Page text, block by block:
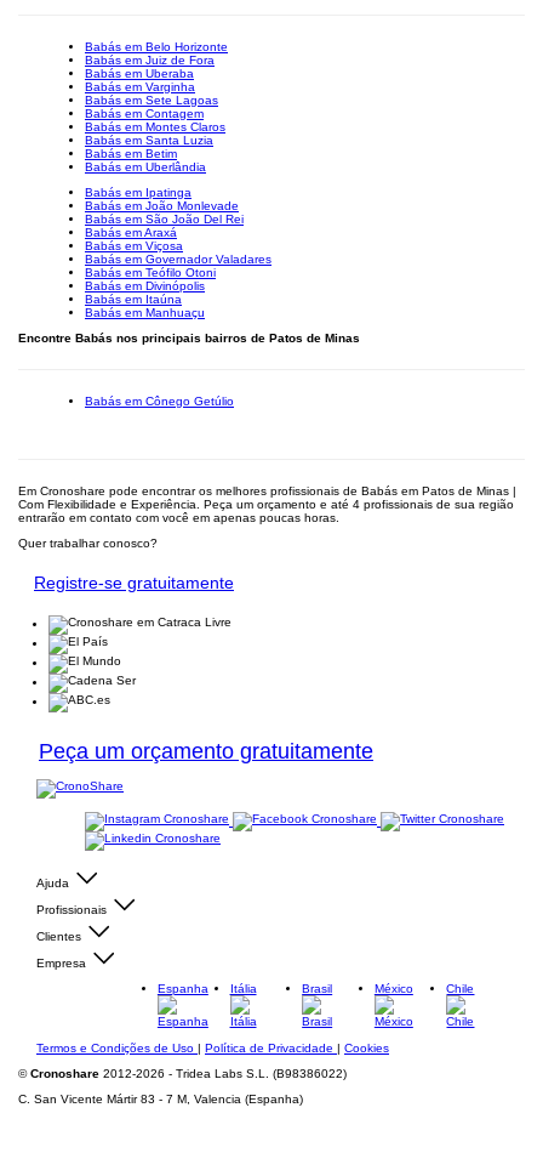
Babás em Belo Horizonte
Babás em Juiz de Fora
Babás em Uberaba
Babás em Varginha
Babás em Sete Lagoas
Babás em Contagem
Babás em Montes Claros
Babás em Santa Luzia
Babás em Betim
Babás em Uberlândia
Babás em Ipatinga
Babás em João Monlevade
Babás em São João Del Rei
Babás em Araxá
Babás em Viçosa
Babás em Governador Valadares
Babás em Teófilo Otoni
Babás em Divinópolis
Babás em Itaúna
Babás em Manhuaçu
Encontre Babás nos principais bairros de Patos de Minas
Babás em Cônego Getúlio
Em Cronoshare pode encontrar os melhores profissionais de Babás em Patos de Minas |
Com Flexibilidade e Experiência. Peça um orçamento e até 4 profissionais de sua região
entrarão em contato com você em apenas poucas horas.
Quer trabalhar conosco?
Registre-se gratuitamente
Peça um orçamento gratuitamente
Ajuda
Profissionais
Clientes
Empresa
Espanha
Itália Brasil México Chile
Termos e Condições de Uso | Política de Privacidade | Cookies
©Cronoshare 2012-2026 - Tridea Labs S.L. (B98386022)
C. San Vicente Mártir 83 - 7 M, Valencia (Espanha)